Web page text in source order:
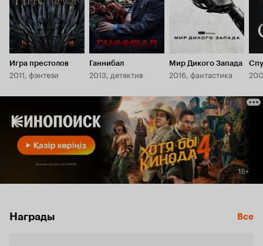
Игра престолов
2011, фэнтези
Ганнибал
2013, детектив
Мир Дикого Запада
2016, фантастика
Награды Все